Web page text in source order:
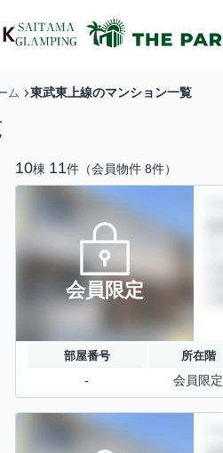
ム 東武東上線のマンション一覧
10棟 11件（会員物件 8件）
会員限定
部屋番号 所在階
- 会員限定